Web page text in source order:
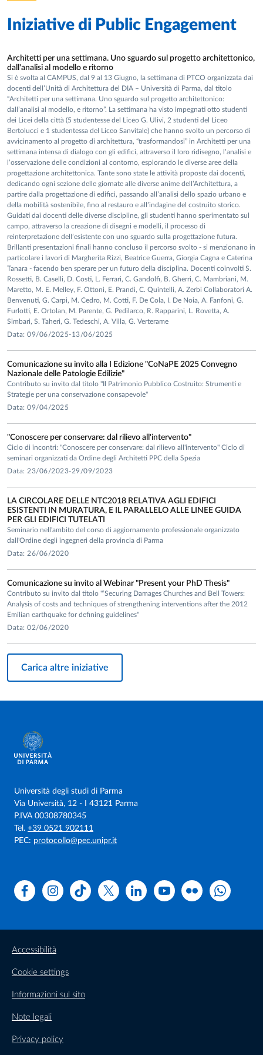
Iniziative di Public Engagement
Architetti per una settimana. Uno sguardo sul progetto architettonico,
dall'analisi al modello e ritorno
Si è svolta al CAMPUS, dal 9 al 13 Giugno, la settimana di PTCO organizzata dai
docenti dell’Unità di Architettura del DIA – Università di Parma, dal titolo
“Architetti per una settimana. Uno sguardo sul progetto architettonico:
dall’analisi al modello, e ritorno”. La settimana ha visto impegnati otto studenti
dei Licei della città (5 studentesse del Liceo G. Ulivi, 2 studenti del Liceo
Bertolucci e 1 studentessa del Liceo Sanvitale) che hanno svolto un percorso di
avvicinamento al progetto di architettura, “trasformandosi” in Architetti per una
settimana intensa di dialogo con gli edifici, attraverso il loro ridisegno, l’analisi e
l’osservazione delle condizioni al contorno, esplorando le diverse aree della
progettazione architettonica. Tante sono state le attività proposte dai docenti,
dedicando ogni sezione delle giornate alle diverse anime dell’Architettura, a
partire dalla progettazione di edifici, passando all’analisi dello spazio urbano e
della mobilità sostenibile, fino al restauro e all’indagine del costruito storico.
Guidati dai docenti delle diverse discipline, gli studenti hanno sperimentato sul
campo, attraverso la creazione di disegni e modelli, il processo di
reinterpretazione dell’esistente con uno sguardo sulla progettazione futura.
Brillanti presentazioni finali hanno concluso il percorso svolto - si menzionano in
particolare i lavori di Margherita Rizzi, Beatrice Guerra, Giorgia Cagna e Caterina
Tanara - facendo ben sperare per un futuro della disciplina. Docenti coinvolti S.
Rossetti, B. Caselli, D. Costi, L. Ferrari, C. Gandolfi, B. Gherri, C. Mambriani, M.
Maretto, M. E. Melley, F. Ottoni, E. Prandi, C. Quintelli, A. Zerbi Collaboratori A.
Benvenuti, G. Carpi, M. Cedro, M. Cotti, F. De Cola, I. De Noia, A. Fanfoni, G.
Furlotti, E. Ortolan, M. Parente, G. Pedilarco, R. Rapparini, L. Rovetta, A.
Simbari, S. Taheri, G. Tedeschi, A. Villa, G. Verterame
Data: 09/06/2025-13/06/2025
Comunicazione su invito alla I Edizione "CoNaPE 2025 Convegno
Nazionale delle Patologie Edilizie"
Contributo su invito dal titolo "Il Patrimonio Pubblico Costruito: Strumenti e
Strategie per una conservazione consapevole"
Data: 09/04/2025
"Conoscere per conservare: dal rilievo all'intervento"
Ciclo di incontri: "Conoscere per conservare: dal rilievo all'intervento" Ciclo di
seminari organizzati da Ordine degli Architetti PPC della Spezia
Data: 23/06/2023-29/09/2023
LA CIRCOLARE DELLE NTC2018 RELATIVA AGLI EDIFICI
ESISTENTI IN MURATURA, E IL PARALLELO ALLE LINEE GUIDA
PER GLI EDIFICI TUTELATI
Seminario nell'ambito del corso di aggiornamento professionale organizzato
dall'Ordine degli ingegneri della provincia di Parma
Data: 26/06/2020
Comunicazione su invito al Webinar "Present your PhD Thesis"
Contributo su invito dal titolo "‘Securing Damages Churches and Bell Towers:
Analysis of costs and techniques of strengthening interventions after the 2012
Emilian earthquake for defining guidelines"
Data: 02/06/2020
Carica altre iniziative
Università degli studi di Parma
Via Università, 12 - I 43121 Parma
P.IVA 00308780345
Tel. +39 0521 902111
PEC: protocollo@pec.unipr.it
FacebookInstagramTikTok X LinkedinYoutubeFlickr
Accessibilità
Cookie settings
Informazioni sul sito
Note legali
Privacy policy